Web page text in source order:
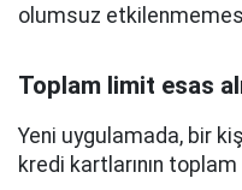
olumsuz
Toplam limit esas
Yeni uygulamada, bir
kredi kartlarının